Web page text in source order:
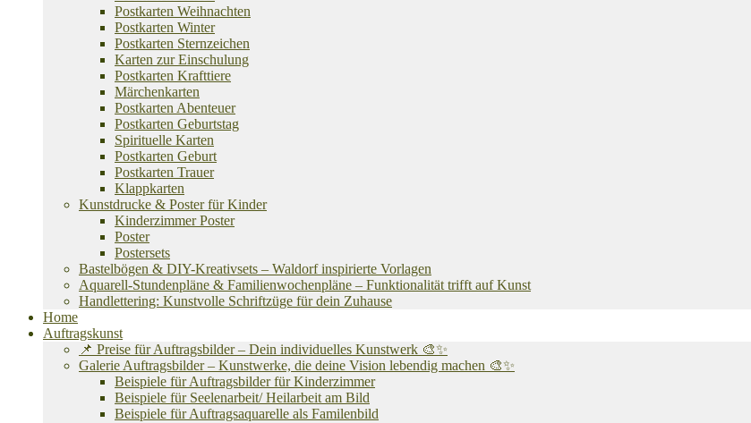
Postkarten Weihnachten
Postkarten Winter
Postkarten Sternzeichen
Karten zur Einschulung
Postkarten Krafttiere
Märchenkarten
Postkarten Abenteuer
Postkarten Geburtstag
Spirituelle Karten
Postkarten Geburt
Postkarten Trauer
Klappkarten
Kunstdrucke & Poster für Kinder
Kinderzimmer Poster
Poster
Postersets
Bastelbögen & DIY-Kreativsets – Waldorf inspirierte Vorlagen
Aquarell-Stundenpläne & Familienwochenpläne – Funktionalität trifft auf Kunst
Handlettering: Kunstvolle Schriftzüge für dein Zuhause
Home
Auftragskunst
📌 Preise für Auftragsbilder – Dein individuelles Kunstwerk 🎨✨
Galerie Auftragsbilder – Kunstwerke, die deine Vision lebendig machen 🎨✨
Beispiele für Auftragsbilder für Kinderzimmer
Beispiele für Seelenarbeit/ Heilarbeit am Bild
Beispiele für Auftragsaquarelle als Familenbild